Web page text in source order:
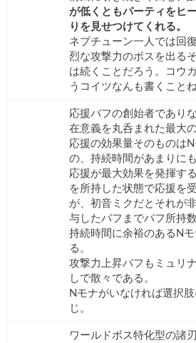
が低くともパーティをヒ
りを見せつけてくれる。
ネプチューン一人では回
烈な攻撃力のボスを出る
は続くことだろう。コウ
うコイツなんも書くこと
応援バフの創始者であり
在意義を丸呑まれた最大の
応援の効果量そのものは
の、持続時間があまりに
応援が最大効果を発揮す
を所持した状態で応援を
が、初音ミクだとそれが
与したバフまでバフ所持
持続時間に余裕のあるN
る。
攻撃力上昇バフもミュリ
しで散々である。
Nモナがいなければ選択
じ。
ワールドボス特化型の諸